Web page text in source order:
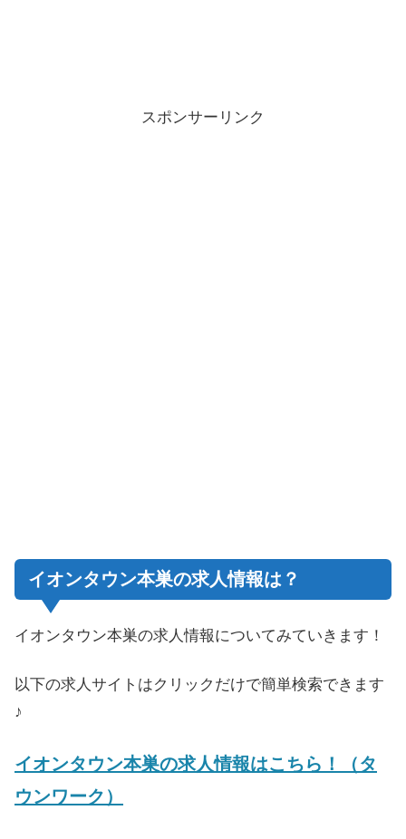
スポンサーリンク
イオンタウン本巣の求人情報は？
イオンタウン本巣の求人情報についてみていきます！
以下の求人サイトはクリックだけで簡単検索できます
♪
イオンタウン本巣の求人情報はこちら！（タ
ウンワーク）